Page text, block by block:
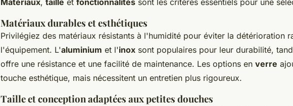
Matériaux, taille et fonctionnalités sont les critères essentiels pour une
Matériaux durables et esthétiques
Privilégiez des matériaux résistants à l'humidité pour éviter la détérioration
l'équipement. L'aluminium et l'inox sont populaires pour leur durabilité,
offre une résistance et une facilité de maintenance. Les options en verre
touche esthétique, mais nécessitent un entretien plus rigoureux.
Taille et conception adaptées aux petites douches